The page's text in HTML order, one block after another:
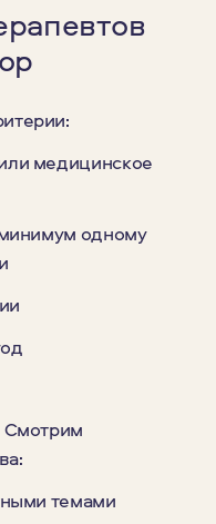
медицинское
одному
Смотрим
темами